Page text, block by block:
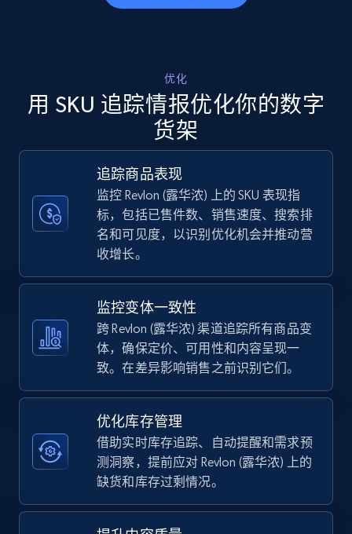
URL, Final price, Sku, Currency, Gtin,
Specifications, Image urls, Top reviews, and
more.
TikTok Shop
URL, Title, Available, Description, Currency, Initial
price, Final price, Discount percent, and more.
5.4K+ 668+
TikTok Shop - category
URL, Title, Available, Description, Currency, Initial
price, Final price, Discount percent, and more.
668+
优化
用 SKU 追踪情报优化你的数字
货架
追踪商品表现
监控 Revlon (露华浓) 上的 SKU 表现指
标，包括已售件数、销售速度、搜索排
名和可见度，以识别优化机会并推动营
收增长。
监控变体一致性
跨 Revlon (露华浓) 渠道追踪所有商品变
体，确保定价、可用性和内容呈现一
致。在差异影响销售之前识别它们。
优化库存管理
借助实时库存追踪、自动提醒和需求预
测洞察，提前应对 Revlon (露华浓) 上的
缺货和库存过剩情况。